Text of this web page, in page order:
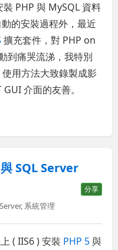
裝 PHP 與 MySQL 資料
的安裝過程外，最近
擴充套件，對 PHP on
到痛哭流涕，我特別
用方法大致錄製成影
介面的友善。
SQL Server
分享
, 系統管理
( IIS6 ) 安裝 PHP 5與